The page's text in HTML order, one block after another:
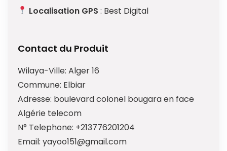
Localisation GPS : Best Digital
Contact du Produit
Wilaya-Ville: Alger 16
Commune: Elbiar
Adresse: boulevard colonel bougara en face
Algérie telecom
N° Telephone: +213776201204
Email: yayoo151@gmail.com